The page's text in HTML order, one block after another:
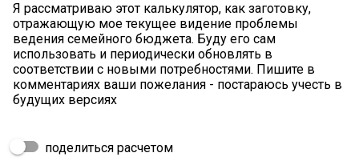
Я рассматриваю этот калькулятор, как заготовку,
отражающую мое текущее видение проблемы
ведения семейного бюджета. Буду его сам
использовать и периодически обновлять в
соответствии с новыми потребностями. Пишите в
комментариях ваши пожелания - постараюсь учесть в
будущих версиях
поделиться расчетом